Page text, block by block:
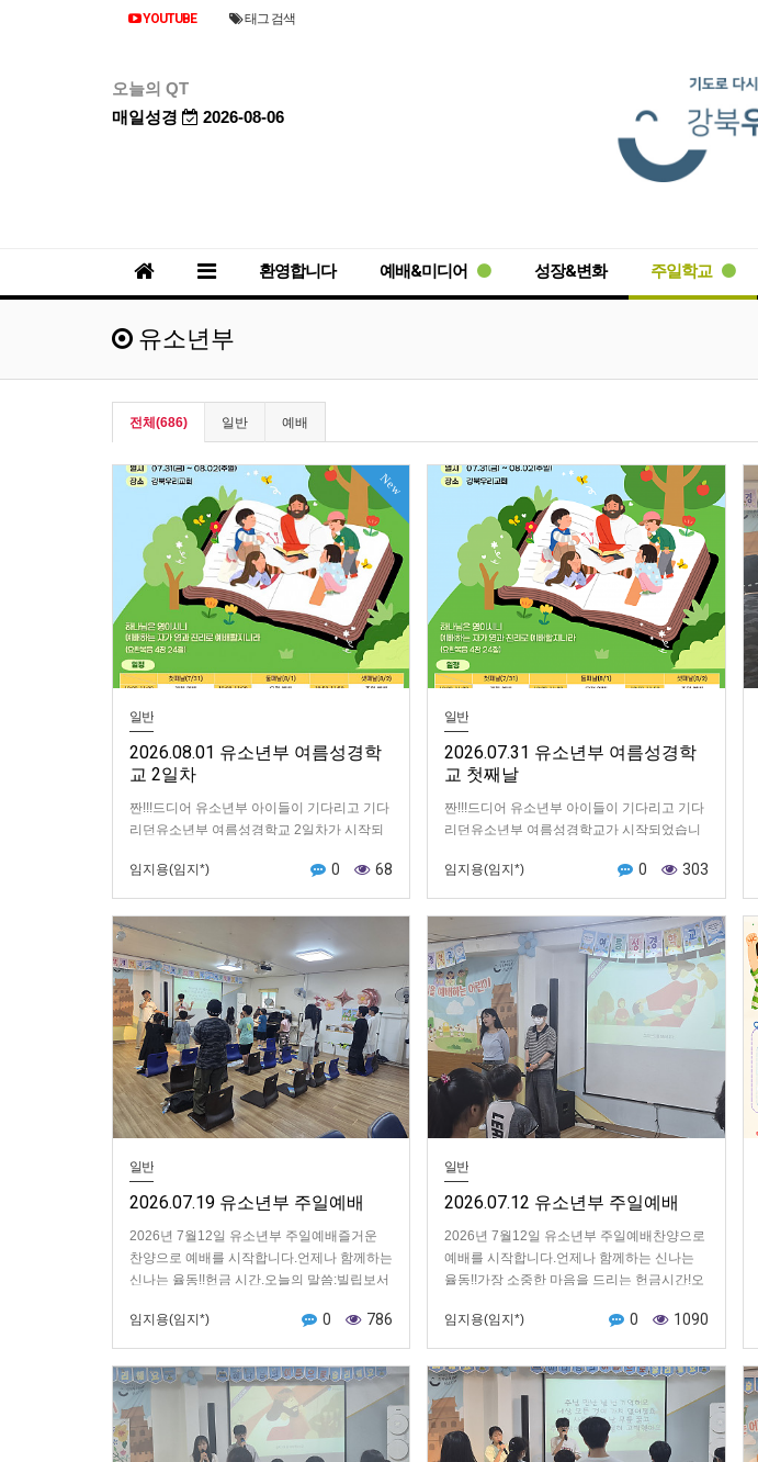
YOUTUBE 태그 검색
오늘의 QT
매일성경
2026-08-06
환영합니다 예배&미디어 성장&변화 주일학교
유소년부
전체(686) 일반 예배
New
일반
2026.08.01 유소년부 여름성경학
교 2일차
짠!!!드디어 유소년부 아이들이 기다리고 기다
리던유소년부 여름성경학교 2일차가 시작되
는데현장 사진 함께 보시죠!!오전예배오전예
배가 끝난…
임지용(임지*) 0 68
일반
2026.07.31 유소년부 여름성경학
교 첫째날
짠!!!드디어 유소년부 아이들이 기다리고 기다
리던유소년부 여름성경학교가 시작되었습니
장 사진 함께 보시죠!!가장 먼저 모여서 개회예
배를 …
임지용(임지*) 0 303
일반
2026.07.19 유소년부 주일예배
2026년 7월12일 유소년부 주일예배즐거운
찬양으로 예배를 시작합니다.언제나 함께하는
신나는 율동!!헌금 시간.오늘의 말씀:빌립보서
사…
임지용(임지*) 0 786
일반
2026.07.12 유소년부 주일예배
2026년 7월12일 유소년부 주일예배찬양으로
예배를 시작합니다.언제나 함께하는 신나는
율동!!가장 소중한 마음을 드리는 헌금시간!오
나요…
임지용(임지*) 0 1090